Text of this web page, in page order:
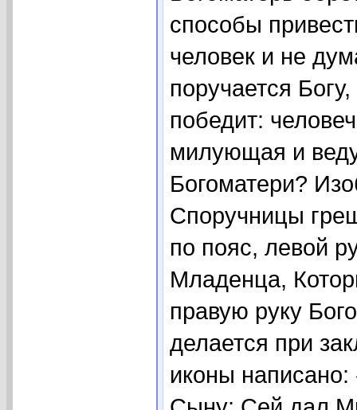
способы
человек и не
поручается
победит:
милующая и
Богоматери?
Споручницы
по пояс, левой
Младенца,
правую руку
делается при
иконы